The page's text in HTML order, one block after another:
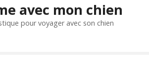
avec mon chien
pour voyager avec son chien